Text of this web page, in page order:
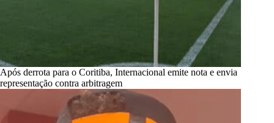
Após derrota para o Coritiba, Internacional emite nota e envia
representação contra arbitragem